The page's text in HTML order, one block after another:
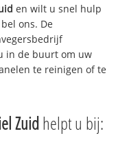
en wilt u snel hulp
ons. De
in de buurt om uw
te reinigen of te
Zuidhelpt u bij: